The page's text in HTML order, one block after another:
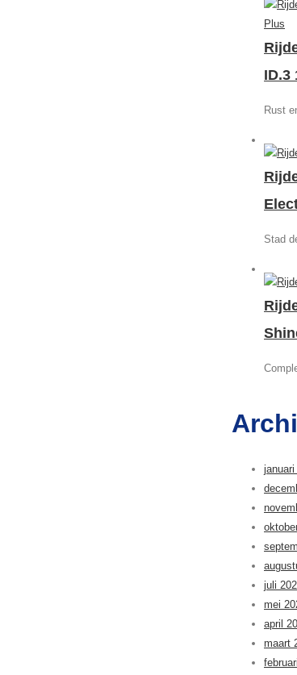
ID.3
Rust
Stad
januari
juli
mei
april
maart